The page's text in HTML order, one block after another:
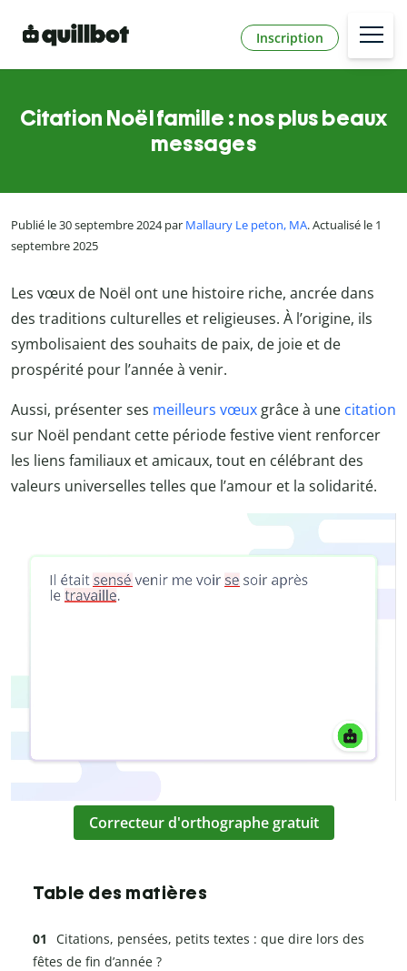
Inscription
Citation Noël famille : nos plus beaux
messages
Publié le 30 septembre 2024 par Mallaury Le peton, MA. Actualisé le 1
septembre 2025
Les vœux de Noël ont une histoire riche, ancrée dans
des traditions culturelles et religieuses. À l’origine, ils
symbolisaient des souhaits de paix, de joie et de
prospérité pour l’année à venir.
Aussi, présenter ses meilleurs vœux grâce à une citation
sur Noël pendant cette période festive vient renforcer
les liens familiaux et amicaux, tout en célébrant des
valeurs universelles telles que l’amour et la solidarité.
Correcteur d'orthographe gratuit
Table des matières
Citations, pensées, petits textes : que dire lors des
fêtes de fin d’année ?